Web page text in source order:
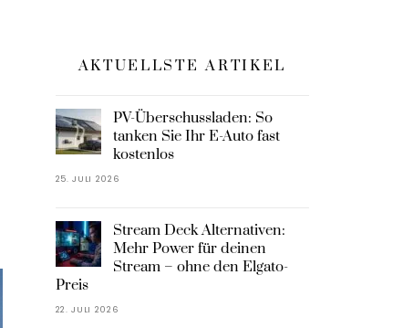
AKTUELLSTE ARTIKEL
PV-Überschussladen: So
tanken Sie Ihr E-Auto fast
kostenlos
25. JULI 2026
Stream Deck Alternativen:
Mehr Power für deinen
Stream – ohne den Elgato-
Preis
22. JULI 2026